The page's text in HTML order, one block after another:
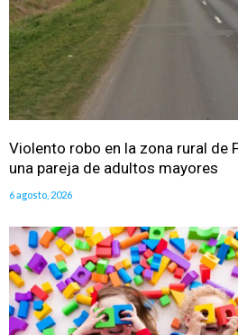
Violento robo en la zona rural de
una pareja de adultos mayores
6 agosto, 2026